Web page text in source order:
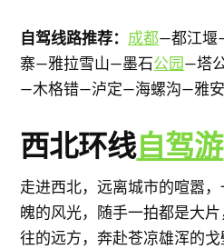
自驾线路推荐： 成都—都江堰
寨—雅拉雪山—墨石公园—塔
—木格错—泸定—海螺沟—雅
西北环线自驾游
走进西北，远离城市的喧嚣
魄的风光，随手一拍都是大
往的远方，奔赴苍凉雄浑的